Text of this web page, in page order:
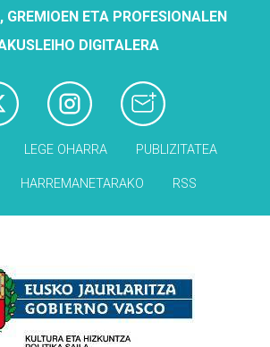
GREMIOEN ETA PROFESIONALEN
DIGITALERA
LEGE OHARRA PUBLIZITATEA
HARREMANETARAKO RSS